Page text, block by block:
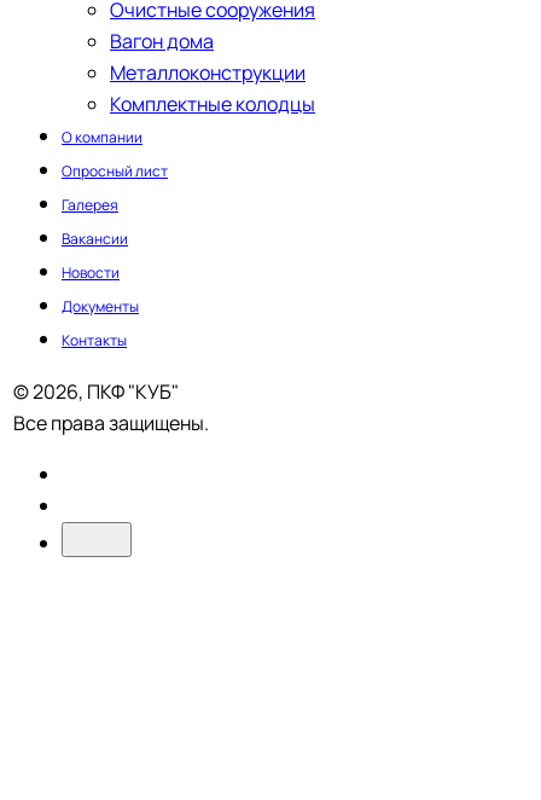
Очистные сооружения
Вагон дома
Металлоконструкции
Комплектные колодцы
О компании
Опросный лист
Галерея
Вакансии
Новости
Документы
Контакты
© 2026, ПКФ "КУБ"
Все права защищены.